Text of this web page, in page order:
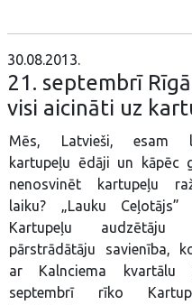
30.08.2013.
21. septembrī
visi aicināti uz
Mēs, Latvieši, esam
kartupeļu ēdāji un kāpēc
nenosvinēt kartupeļu
laiku? „Lauku Ceļotājs”
Kartupeļu audzētāju
pārstrādātāju savienība,
ar Kalnciema kvartālu
septembrī rīko